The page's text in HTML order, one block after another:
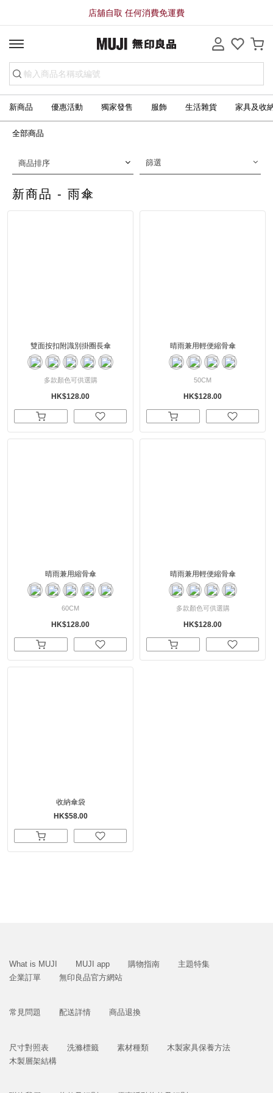
店舖自取 任何消費免運費
新商品 優惠活動 獨家發售 服飾 生活雜貨 家具及收
全部商品
新商品 - 雨傘
商品排序 篩選
雙面按扣附識別掛圈長傘
多款顏色可供選購
HK$128.00
晴雨兼用輕便縮骨傘
50CM
HK$128.00
晴雨兼用縮骨傘
60CM
HK$128.00
晴雨兼用輕便縮骨傘
多款顏色可供選購
HK$128.00
收納傘袋
HK$58.00
What is MUJI MUJI app 購物指南
主題特集
企業訂單
無印良品官方網站
常見問題 配送詳情 商品退換
尺寸對照表 洗滌標籤 素材種類
木製家具保養方法
木製層架結構